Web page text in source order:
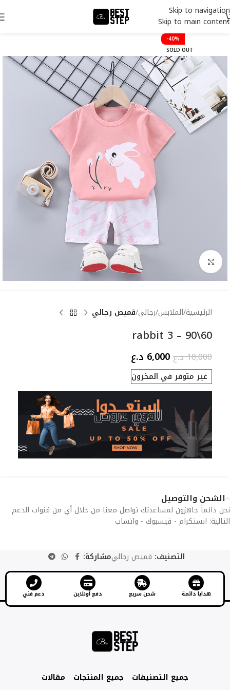
Skip to navigation
Skip to main content
-40%
SOLD OUT
Click to enlarge
الرئيسية الملابس رجالي قميص رجالي
rabbit 3 – 90\60
10,000د.ع6,000 د.ع
غير متوفر في المخزون
الشحن والتوصيل
نحن دائماً جاهزون لمساعدتك تواصل معنا من خلال أي من قنوات الدعم
التالية: انستكرام - فيسبوك - واتساب
التصنيف: قميص رجاليمشاركة:
هدايا دائمة شحن سريع دفع أونلاين دعم فني
جميع التصنيفات جميع المنتجات مقالات